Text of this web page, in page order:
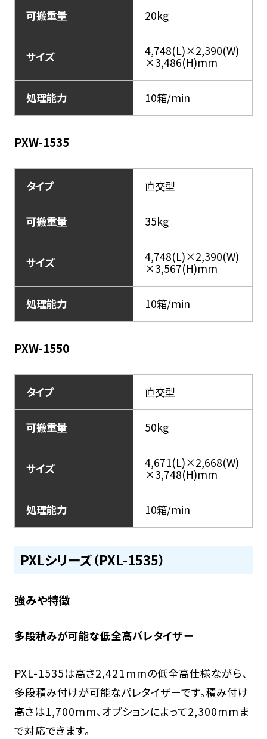
可搬重量 20kg
サイズ
4,748(L)×2,390(W)
×3,486(H)mm
処理能力 10箱/min
PXW-1535
タイプ 直交型
可搬重量 35kg
サイズ
4,748(L)×2,390(W)
×3,567(H)mm
処理能力 10箱/min
PXW-1550
タイプ 直交型
可搬重量 50kg
サイズ
4,671(L)×2,668(W)
×3,748(H)mm
処理能力 10箱/min
PXLシリーズ（PXL-1535）
強みや特徴
多段積みが可能な低全高パレタイザー
PXL-1535は高さ2,421mmの低全高仕様ながら、
多段積み付けが可能なパレタイザーです。積み付け
高さは1,700mm、オプションによって2,300mmま
で対応できます。